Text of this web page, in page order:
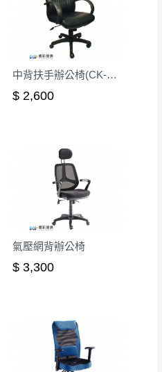
。
佳、天候惡劣、過於偏遠之
，賣家無提供吊掛服務，若
式吊運，費用將由買方自行
的問題，並非一般快速到貨
送達，司機當天到貨前皆會
開店前、閉店後時段，並送
恕無法送至指定樓面。
誤差值(約正負0.5CM)
。
退換貨，請於收到貨7日
ID：@dershin)，並
與完整包裝。鑑賞期間
固定每周(三)、(日)兩天
修服務，超過7日鑑賞
因客人使用習慣、居家
因素導致商品損壞、零
運費用，需由消費者自
者報價，消費者同意將
題於鑑賞期內退貨之情
運費。
公開場合之商品則無享
中背扶手辦公椅(CK-401)
$ 2,600
氣壓網背辦公椅
$ 3,300